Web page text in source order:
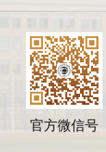
官方微信号